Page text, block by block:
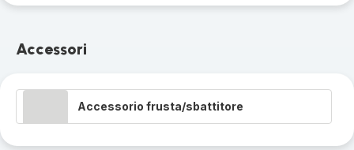
Accessori
Accessorio frusta/sbattitore